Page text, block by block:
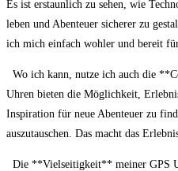
⁢Es ist erstaunlich ‍zu sehen,⁣ wie
leben und Abenteuer ⁢sicherer zu
ich mich einfach wohler ‍und bereit
Wo ich​ kann, nutze ich auch die
Uhren ⁢bieten die Möglichkeit,
Inspiration für neue Abenteuer zu
auszutauschen. Das ‍macht das
Die **Vielseitigkeit** meiner⁣ GPS